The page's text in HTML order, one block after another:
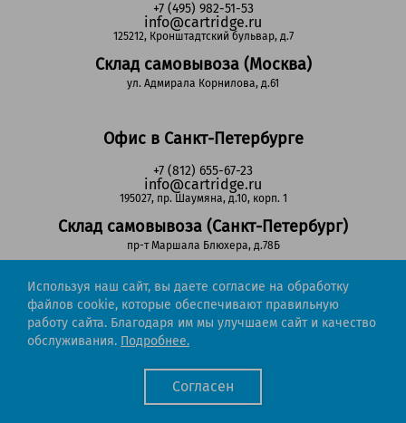
+7 (495) 982-51-53
info@cartridge.ru
125212, Кронштадтский бульвар, д.7
Склад самовывоза (Москва)
ул. Адмирала Корнилова, д.61
Офис в Санкт-Петербурге
+7 (812) 655-67-23
info@cartridge.ru
195027, пр. Шаумяна, д.10, корп. 1
Склад самовывоза (Санкт-Петербург)
пр-т Маршала Блюхера, д.78Б
Регионы РФ
8-800-302-51-53
(звонок бесплатный)
Cartridge.ru 2012-2026. Все права защищены
Используя наш сайт, вы даете согласие на обработку
файлов cookie, которые обеспечивают правильную
работу сайта. Благодаря им мы улучшаем сайт и качество
обслуживания. Подробнее.
Согласен